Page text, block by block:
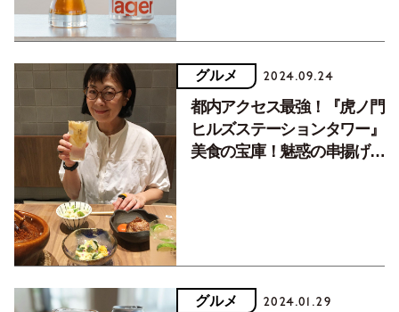
グルメ 2024.09.24
都内アクセス最強！『虎ノ門
ヒルズステーションタワー』
美食の宝庫！魅惑の串揚げと
グルメ 2024.01.29